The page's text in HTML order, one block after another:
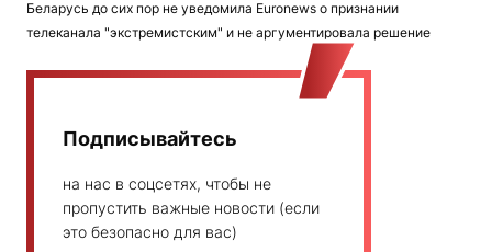
Беларусь до сих пор не уведомила Euronews о признании
телеканала "экстремистским" и не аргументировала решение
Подписывайтесь
на нас в соцсетях, чтобы не
пропустить важные новости (если
это безопасно для вас)